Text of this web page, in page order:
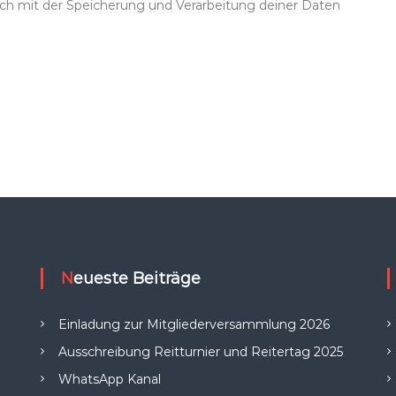
mit der Speicherung und Verarbeitung deiner Daten
Neueste Beiträge
Einladung zur Mitgliederversammlung 2026
Ausschreibung Reitturnier und Reitertag 2025
WhatsApp Kanal